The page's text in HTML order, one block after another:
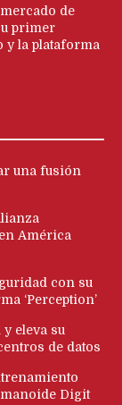
de
primer
y la plataforma
una fusión
América
con su
‘Perception’
eleva su
de datos
Digit